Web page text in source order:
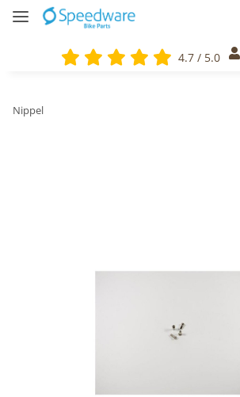
4.7 / 5.0
Nippel